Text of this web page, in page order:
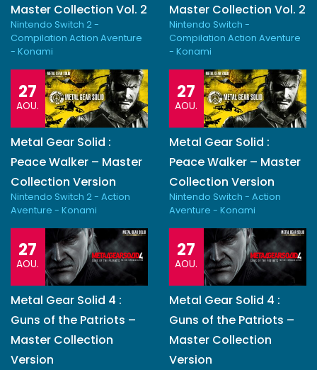
Master Collection Vol. 2
Nintendo Switch 2 -
Compilation Action Aventure
- Konami
Master Collection Vol. 2
Nintendo Switch -
Compilation Action Aventure
- Konami
27
AOU.
Metal Gear Solid :
Peace Walker – Master
Collection Version
Nintendo Switch 2 - Action
Aventure - Konami
27
AOU.
Metal Gear Solid :
Peace Walker – Master
Collection Version
Nintendo Switch - Action
Aventure - Konami
27
AOU.
Metal Gear Solid 4 :
Guns of the Patriots –
Master Collection
Version
27
AOU.
Metal Gear Solid 4 :
Guns of the Patriots –
Master Collection
Version